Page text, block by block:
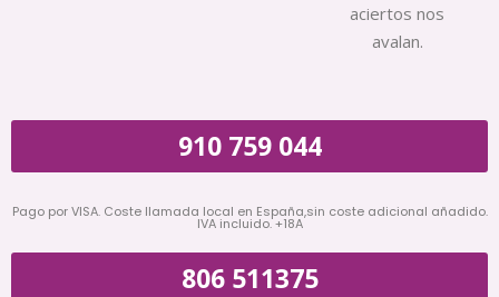
aciertos nos
avalan.
910 759 044
Pago por VISA. Coste llamada local en España,sin coste adicional añadido.
IVA incluido. +18A
806 511375